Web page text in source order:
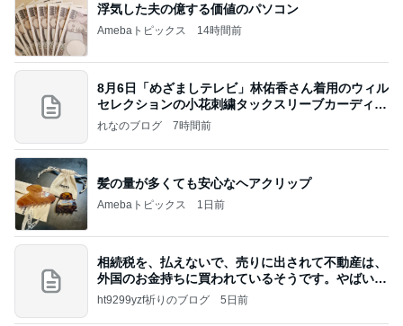
浮気した夫の億する価値のパソコン
Amebaトピックス 14時間前
8月6日「めざましテレビ」林佑香さん着用のウィル
セレクションの小花刺繍タックスリーブカーディガ
ン
れなのブログ 7時間前
髪の量が多くても安心なヘアクリップ
Amebaトピックス 1日前
相続税を、払えないで、売りに出されて不動産は、
外国のお金持ちに買われているそうです。やばいで
すよ
ht9299yzf祈りのブログ 5日前